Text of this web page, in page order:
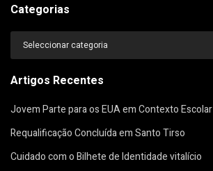
Categorias
Categorias
Artigos Recentes
Jovem Parte para os EUA em Contexto Escolar
Requalificação Concluída em Santo Tirso
Cuidado com o Bilhete de Identidade vitalício